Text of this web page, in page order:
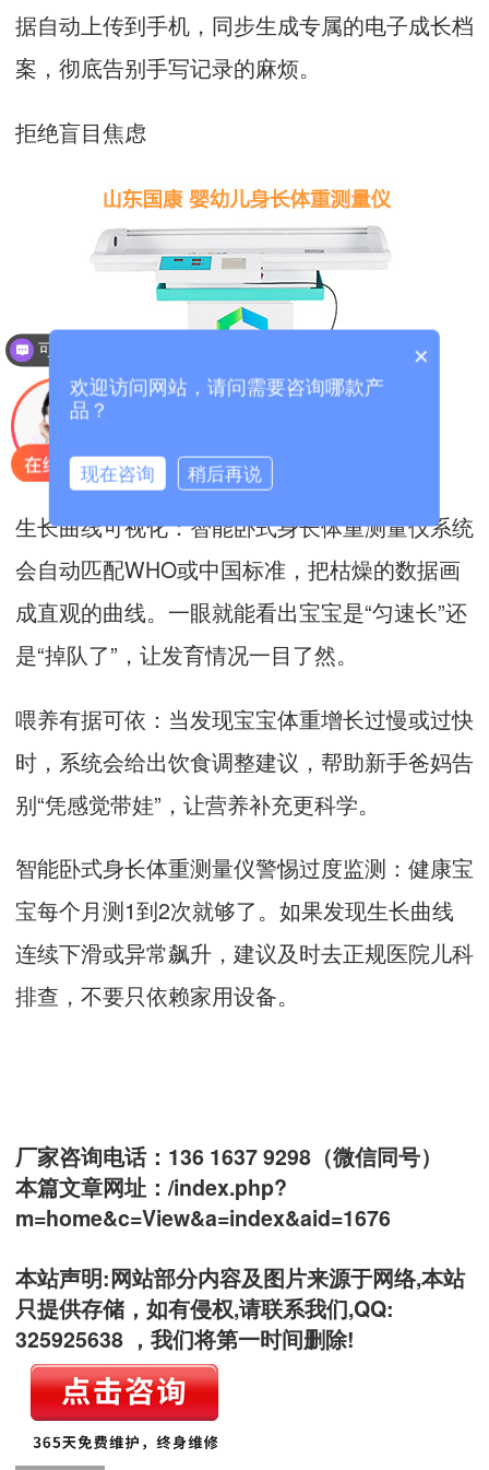
据自动上传到手机，同步生成专属的电子成长档
案，彻底告别手写记录的麻烦。
拒绝盲目焦虑
生长曲线可视化：智能卧式身长体重测量仪系统
会自动匹配WHO或中国标准，把枯燥的数据画
成直观的曲线。一眼就能看出宝宝是“匀速长”还
是“掉队了”，让发育情况一目了然。
喂养有据可依：当发现宝宝体重增长过慢或过快
时，系统会给出饮食调整建议，帮助新手爸妈告
别“凭感觉带娃”，让营养补充更科学。
智能卧式身长体重测量仪警惕过度监测：健康宝
宝每个月测1到2次就够了。如果发现生长曲线
连续下滑或异常飙升，建议及时去正规医院儿科
排查，不要只依赖家用设备。
厂家咨询电话：136 1637 9298（微信同号）
本篇文章网址： /index.php?
m=home&c=View&a=index&aid=1676
本站声明:网站部分内容及图片来源于网络,本站
只提供存储，如有侵权,请联系我们,QQ:
325925638 ，我们将第一时间删除!
×
欢迎访问网站，请问需要咨询哪款产
品？
现在咨询 稍后再说